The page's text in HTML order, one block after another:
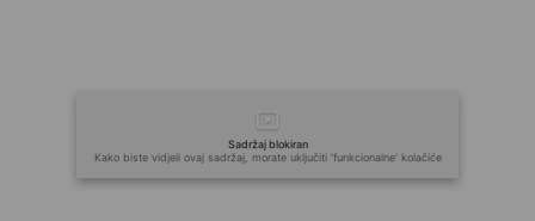
Sadržaj blokiran
Kako biste vidjeli ovaj sadržaj, morate uključiti 'funkcionalne' kolačiće